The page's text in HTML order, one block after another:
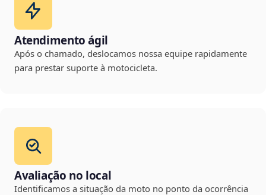
Atendimento ágil
Após o chamado, deslocamos nossa equipe rapidamente
para prestar suporte à motocicleta.
Avaliação no local
Identificamos a situação da moto no ponto da ocorrência